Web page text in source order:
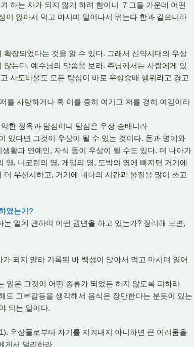
하는 자가 되지 않게 하려 함이니 7 그들 가운데 어떤
이 앉아서 먹고 마시며 일어나서 뛰논다 함과 같으니라
장되었다는 것을 알 수 있다. 그래서 신약시대의 우상
는다. 예수님의 말씀을 보라. 주님께서는 사람에게 있
사도바울도 모든 탐심이 바로 우상숭배 행위라고 경고
를 사랑하거나 혹 이를 중히 여기고 저를 경히 여김이라
한 정욕과 탐심이니 탐심은 우상 숭배니라
있다면 그것이 우상이 될 수 있는 것이다. 돈과 명예와
활과 연예인, 자식 등이 우상이 될 수도 있다. 더 나아가
, 니코틴의 영, 게임의 영, 도박의 영에 빠지면 거기에
우선시하고, 거기에 내나의 시간과 물질을 많이 쓰고
였는가?
일에 관하여 어떤 권면을 하고 있는가? 정리해 보면,
되지 말라 기록된 바 백성이 앉아서 먹고 마시며 일어
일은 그것이 어떤 종류가 되었든 하지 않도록 피하라
도 고부갈등을 생각해서 음식은 장만한다는 분듯이 있는
되는 일이다.
우상들로부터 자기를 지켜내지 아니하면 큰 어려움을
게서 멀리하라